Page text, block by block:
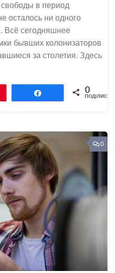
в период
осталось ни одного
Всё сегодняшнее
бывших колонизаторов
за столетия. Здесь
Поділитися0
ПОДІЛИСЬ
0